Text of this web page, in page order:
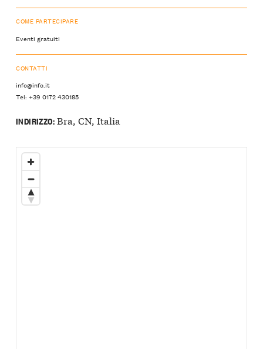
COME PARTECIPARE
Eventi gratuiti
CONTATTI
info@info.it
Tel: +39 0172 430185
INDIRIZZO:Bra, CN, Italia